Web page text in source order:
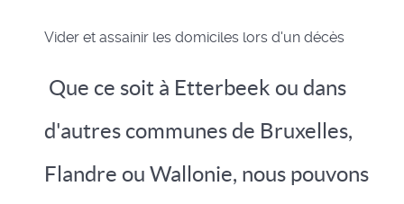
Vider et assainir les domiciles lors d'un décès
Que ce soit à Etterbeek ou dans
d'autres communes de Bruxelles,
Flandre ou Wallonie, nous pouvons